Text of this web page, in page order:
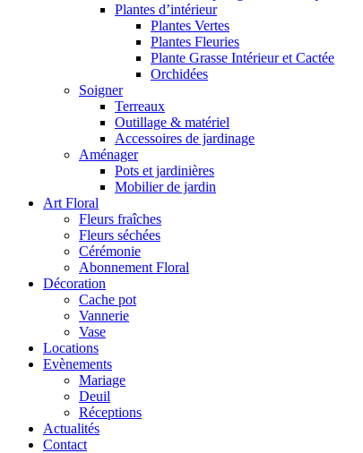
Plantes d’intérieur
Plantes Vertes
Plantes Fleuries
Plante Grasse Intérieur et Cactée
Orchidées
Soigner
Terreaux
Outillage & matériel
Accessoires de jardinage
Aménager
Pots et jardinières
Mobilier de jardin
Art Floral
Fleurs fraîches
Fleurs séchées
Cérémonie
Abonnement Floral
Décoration
Cache pot
Vannerie
Vase
Locations
Evènements
Mariage
Deuil
Réceptions
Actualités
Contact